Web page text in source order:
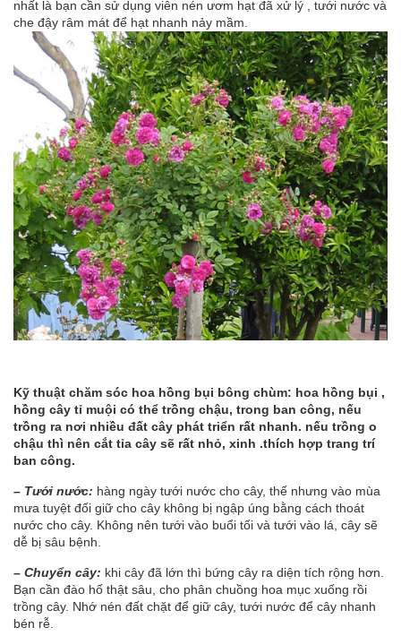
nhất là bạn cần sử dụng viên nén ươm hạt đã xử lý , tưới nước và
che đậy râm mát để hạt nhanh nảy mầm.
Kỹ thuật chăm sóc hoa hồng bụi bông chùm: hoa hồng bụi ,
hồng cây tỉ muội có thể trồng chậu, trong ban công, nếu
trồng ra nơi nhiều đất cây phát triển rất nhanh. nếu trồng o
chậu thì nên cắt tỉa cây sẽ rất nhỏ, xinh .thích hợp trang trí
ban công.
– Tưới nước: hàng ngày tưới nước cho cây, thế nhưng vào mùa
mưa tuyệt đối giữ cho cây không bị ngập úng bằng cách thoát
nước cho cây. Không nên tưới vào buổi tối và tưới vào lá, cây sẽ
dễ bị sâu bệnh.
– Chuyển cây: khi cây đã lớn thì bứng cây ra diện tích rộng hơn.
Bạn cần đào hố thật sâu, cho phân chuồng hoa mục xuống rồi
trồng cây. Nhớ nén đất chặt để giữ cây, tưới nước để cây nhanh
bén rễ.